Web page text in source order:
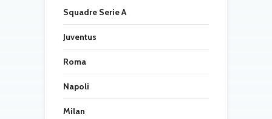
Squadre Serie A
Juventus
Roma
Napoli
Milan